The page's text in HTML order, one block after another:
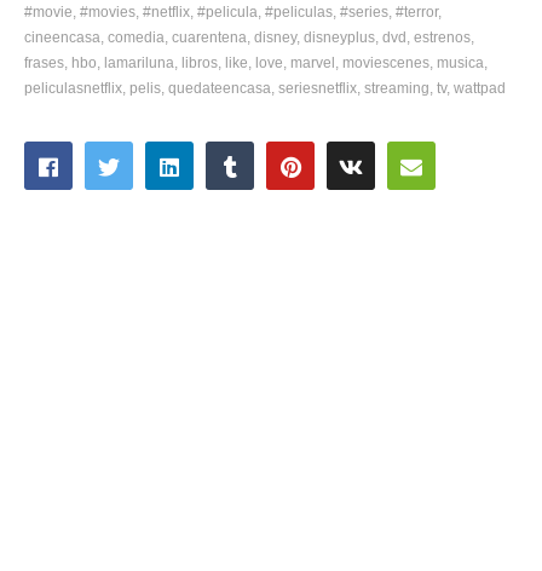
#movie #movies #netflix #pelicula #peliculas #series #terror
cineencasa comedia cuarentena disney disneyplus dvd estrenos
frases hbo lamariluna libros like love marvel moviescenes musica
peliculasnetflix pelis quedateencasa seriesnetflix streaming tv wattpad